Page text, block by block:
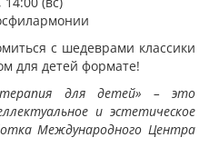
с шедеврами классики
для детей формате!
для детей» – это
и эстетическое
Международного Центра